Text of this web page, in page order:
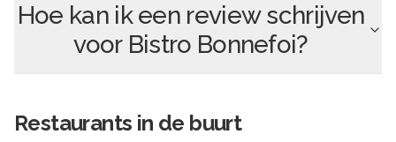
Hoe kan ik een review schrijven
voor Bistro Bonnefoi?
Restaurants in de buurt